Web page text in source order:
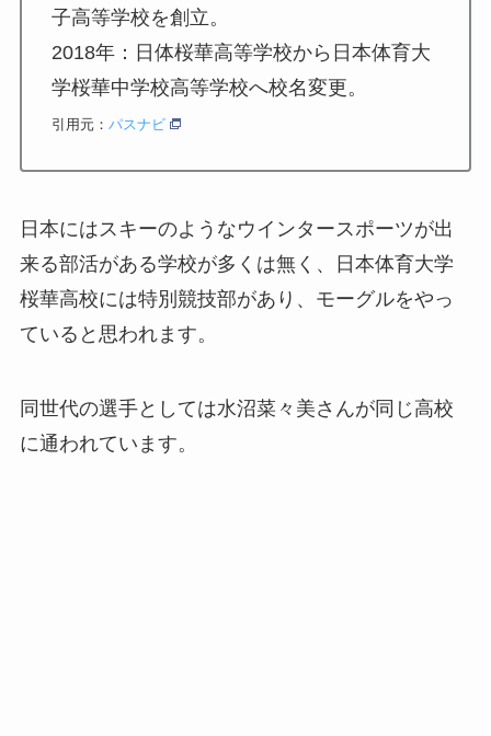
子高等学校を創立。
2018年：日体桜華高等学校から日本体育大
学桜華中学校高等学校へ校名変更。
引用元： パスナビ
日本にはスキーのようなウインタースポーツが出
来る部活がある学校が多くは無く、日本体育大学
桜華高校には特別競技部があり、モーグルをやっ
ていると思われます。
同世代の選手としては水沼菜々美さんが同じ高校
に通われています。